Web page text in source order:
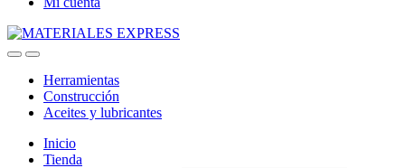
Herramientas
Construcción
Aceites y lubricantes
Inicio
Tienda